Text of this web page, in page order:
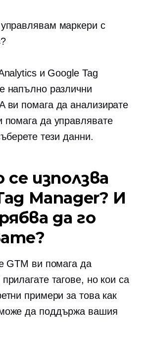
маркери с
и Google Tag
напълно различни
ви помага да анализирате
помага да управлявате
тези данни.
се използва
Manager? И
да го
GTM ви помага да
тагове, но кои са
примери за това как
да поддържа вашия